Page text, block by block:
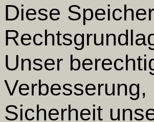
Diese
Unser
Sicherheit